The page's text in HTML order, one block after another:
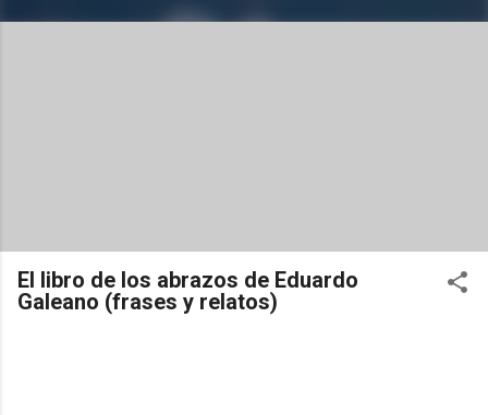
El libro de los abrazos de Eduardo
Galeano (frases y relatos)